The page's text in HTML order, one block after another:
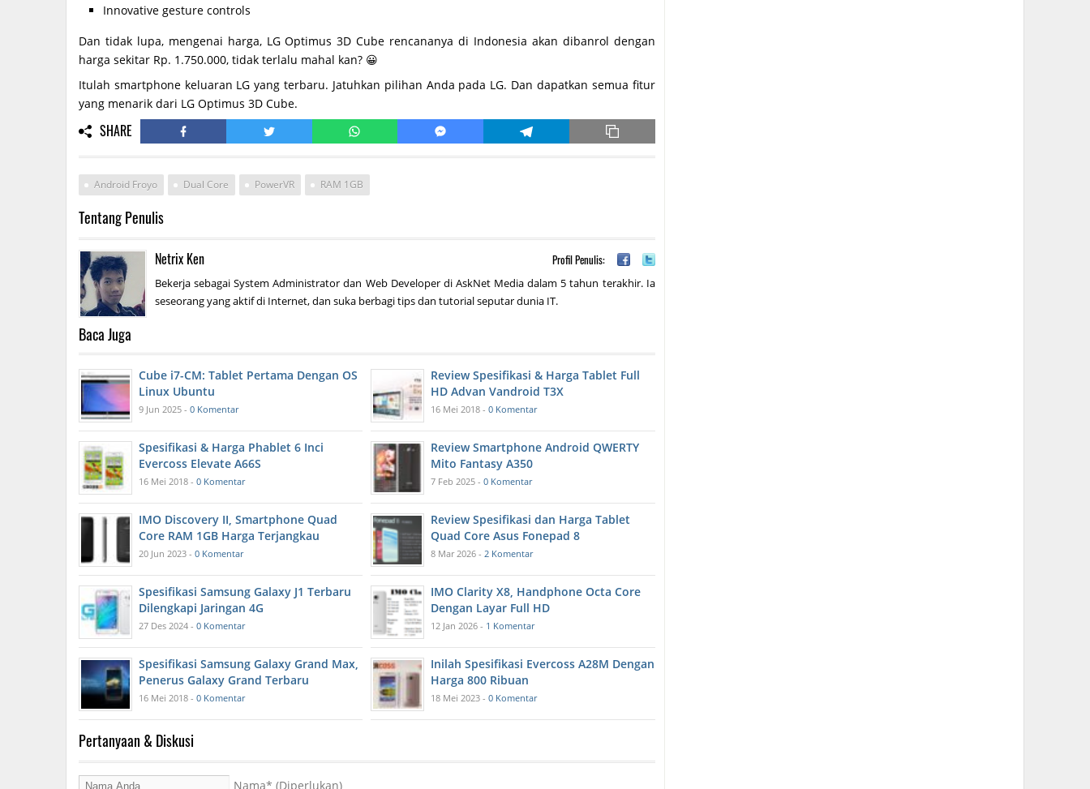
Innovative gesture controls
Dan tidak lupa, mengenai harga, LG Optimus 3D Cube rencananya di Indonesia akan dibanrol dengan
harga sekitar Rp. 1.750.000, tidak terlalu mahal kan? 😀
Itulah smartphone keluaran LG yang terbaru. Jatuhkan pilihan Anda pada LG. Dan dapatkan semua fitur
yang menarik dari LG Optimus 3D Cube.
SHARE
Android Froyo Dual Core PowerVR RAM 1GB
Tentang Penulis
Netrix Ken Profil Penulis:
Bekerja sebagai System Administrator dan Web Developer di AskNet Media dalam 5 tahun terakhir. Ia
seseorang yang aktif di Internet, dan suka berbagi tips dan tutorial seputar dunia IT.
Baca Juga
Cube i7-CM: Tablet Pertama Dengan OS
Linux Ubuntu
9 Jun 2025 - 0 Komentar
Review Spesifikasi & Harga Tablet Full
HD Advan Vandroid T3X
16 Mei 2018 -0 Komentar
Spesifikasi & Harga Phablet 6 Inci
Evercoss Elevate A66S
16 Mei 2018 - 0 Komentar
Review Smartphone Android QWERTY
Mito Fantasy A350
7 Feb 2025 -0 Komentar
IMO Discovery II, Smartphone Quad
Core RAM 1GB Harga Terjangkau
20 Jun 2023 - 0 Komentar
Review Spesifikasi dan Harga Tablet
Quad Core Asus Fonepad 8
8 Mar 2026 - 2 Komentar
Spesifikasi Samsung Galaxy J1 Terbaru
Dilengkapi Jaringan 4G
27 Des 2024 - 0 Komentar
IMO Clarity X8, Handphone Octa Core
Dengan Layar Full HD
12 Jan 2026 - 1 Komentar
Spesifikasi Samsung Galaxy Grand Max,
Penerus Galaxy Grand Terbaru
16 Mei 2018 - 0 Komentar
Inilah Spesifikasi Evercoss A28M Dengan
Harga 800 Ribuan
18 Mei 2023 -0 Komentar
Pertanyaan & Diskusi
Nama* (Diperlukan)